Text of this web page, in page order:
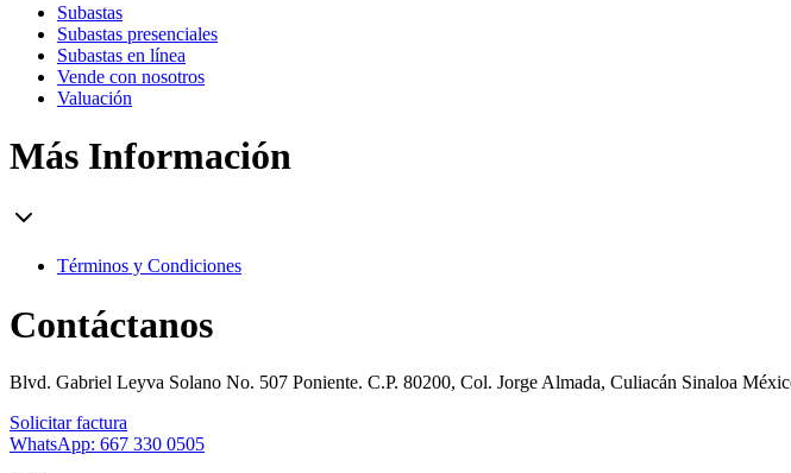
Subastas
Subastas presenciales
Subastas en línea
Vende con nosotros
Valuación
Más Información
Términos y Condiciones
Contáctanos
Blvd. Gabriel Leyva Solano No. 507 Poniente. C.P. 80200, Col. Jorge Almada, Culiacán Sinaloa
Solicitar factura
WhatsApp: 667 330 0505